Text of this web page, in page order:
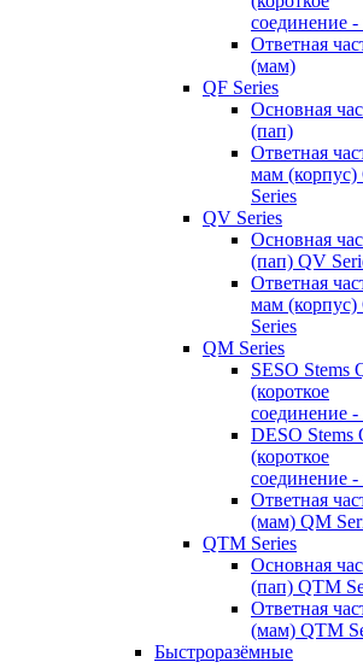
соединение
Ответная
(мам)
QF Series
Основная
(пап)
Ответная
мам (корпус)
Series
QV Series
Основная
(пап) QV
Ответная
мам (корпус)
Series
QM Series
SESO Stems
(короткое
соединение
DESO Stems
(короткое
соединение
Ответная
(мам) QM
QTM Series
Основная
(пап) QTM
Ответная
(мам) QTM
Быстроразёмные